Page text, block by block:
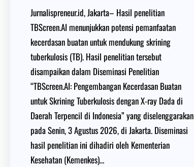
Jurnalispreneur.id, Jakarta– Hasil penelitian
TBScreen.AI menunjukkan potensi pemanfaatan
kecerdasan buatan untuk mendukung skrining
tuberkulosis (TB). Hasil penelitian tersebut
disampaikan dalam Diseminasi Penelitian
“TBScreen.AI: Pengembangan Kecerdasan Buatan
untuk Skrining Tuberkulosis dengan X-ray Dada di
Daerah Terpencil di Indonesia” yang diselenggarakan
pada Senin, 3 Agustus 2026, di Jakarta. Diseminasi
hasil penelitian ini dihadiri oleh Kementerian
Kesehatan (Kemenkes)…